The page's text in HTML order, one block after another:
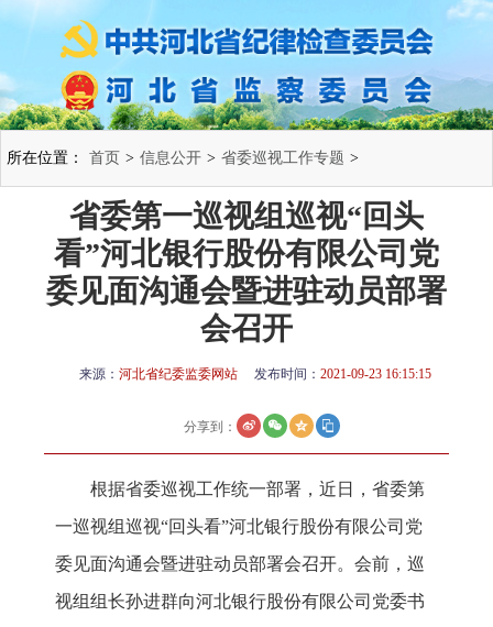
所在位置： 首页 > 信息公开 > 省委巡视工作专题 >
省委第一巡视组巡视“回头
看”河北银行股份有限公司党
委见面沟通会暨进驻动员部署
会召开
来源： 河北省纪委监委网站 发布时间： 2021-09-23 16:15:15
分享到：
根据省委巡视工作统一部署，近日，省委第
一巡视组巡视“回头看”河北银行股份有限公司党
委见面沟通会暨进驻动员部署会召开。会前，巡
视组组长孙进群向河北银行股份有限公司党委书